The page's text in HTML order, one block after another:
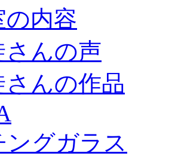
の内容
さんの声
さんの作品
ングガラス